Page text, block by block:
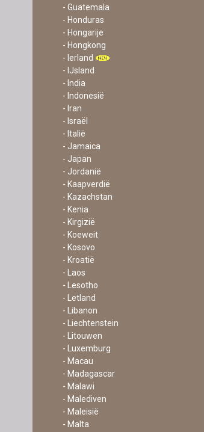
- Guatemala
- Honduras
- Hongarije
- Hongkong
- Ierland
- IJsland
- India
- Indonesië
- Iran
- Israël
- Italië
- Jamaica
- Japan
- Jordanië
- Kaapverdië
- Kazachstan
- Kenia
- Kirgizië
- Koeweit
- Kosovo
- Kroatië
- Laos
- Lesotho
- Letland
- Libanon
- Liechtenstein
- Litouwen
- Luxemburg
- Macau
- Madagascar
- Malawi
- Malediven
- Maleisië
- Malta